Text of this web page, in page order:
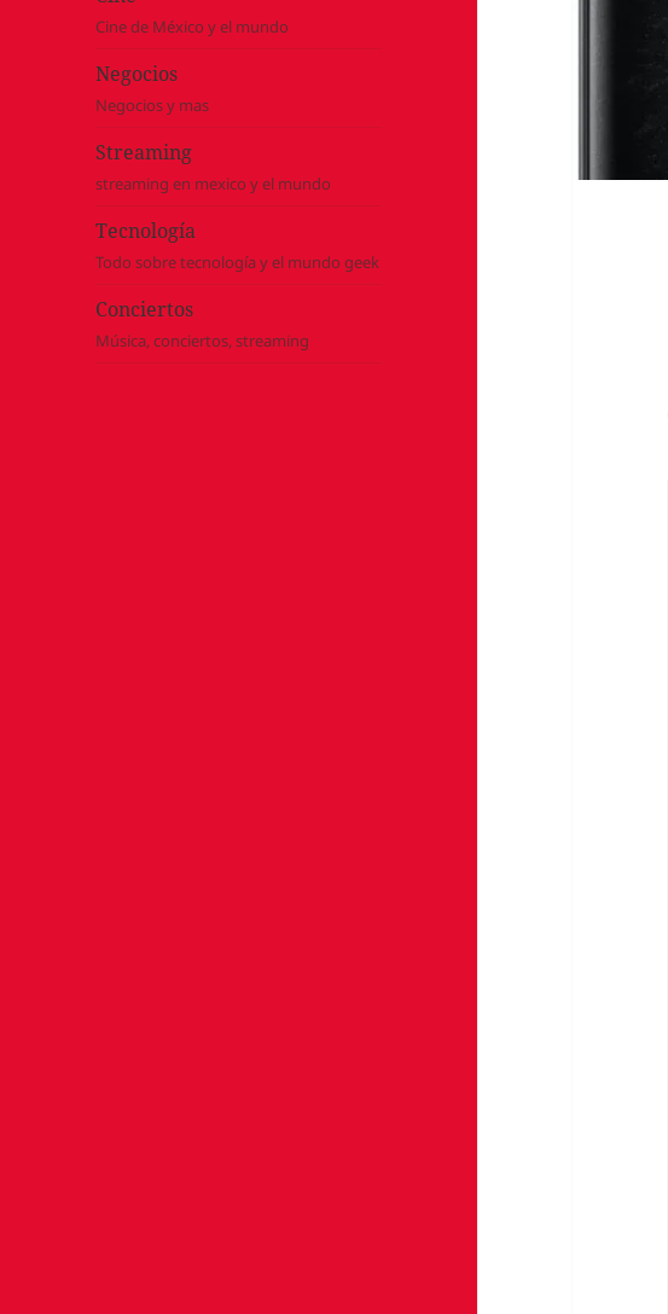
Cine de México y el mundo
Negocios
Negocios y mas
Streaming
streaming en mexico y el mundo
Tecnología
Todo sobre tecnología y el mundo geek
Conciertos
Música, conciertos, streaming